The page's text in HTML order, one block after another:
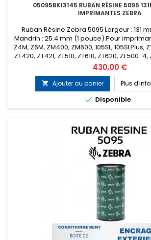
05095BK13145 RUBAN RÉSINE 5095
IMPRIMANTES ZEBRA
Ruban Résine Zebra 5095 Largeur : 131
Mandrin : 25.4 mm (1 pouce) Pour
Z4M, Z6M, ZM400, ZM600, 105SL, 105SLPlus,
ZT420, ZT421, ZT510, ZT610, ZT620, ZE500-4,
170 Pax4, 110Xi4, 140Xi4, 170Xi4, 220Xi4 etc...
Conditionnement : Boîte de 6 rubans
Prix
430,00 €
 Ajouter au panier Plus
 Disponible